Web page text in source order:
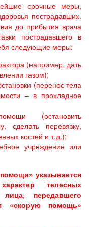
срочные меры,
пострадавших.
до прибытия врача
пострадавшего в
следующие меры:
(например, дать
газом);
(перенос тела
– в прохладное
(остановить
сделать перевязку,
костей и т.д.);
учреждение или
указывается
телесных
передавшего
«скорую помощь»